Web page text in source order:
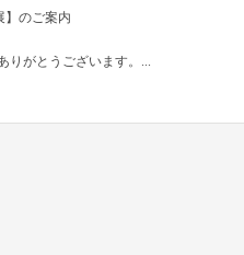
】のご案内
りがとうございます。...